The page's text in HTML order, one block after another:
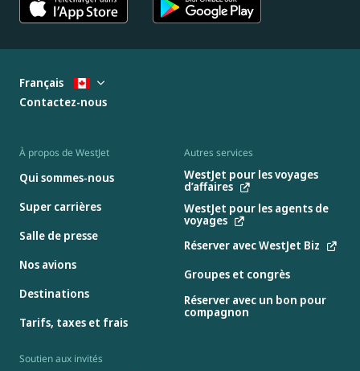
À propos de WestJet
Qui sommes-nous
Super carrières
Salle de presse
Nos avions
Destinations
Tarifs, taxes et frais
Autres services
WestJet pour les voyages
d’affaires
WestJet pour les agents de
voyages
Réserver avec WestJet Biz
Groupes et congrès
Réserver avec un bon pour
compagnon
Soutien aux invités
Français
Contactez-nous